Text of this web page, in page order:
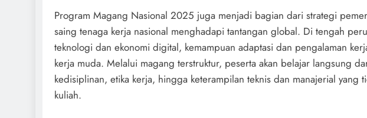
Program Magang Nasional 2025 juga menjadi bagian dari strategi
saing tenaga kerja nasional menghadapi tantangan global. Di tengah
teknologi dan ekonomi digital, kemampuan adaptasi dan pengalaman
kerja muda. Melalui magang terstruktur, peserta akan belajar langsung
kedisiplinan, etika kerja, hingga keterampilan teknis dan manajerial yang
kuliah.